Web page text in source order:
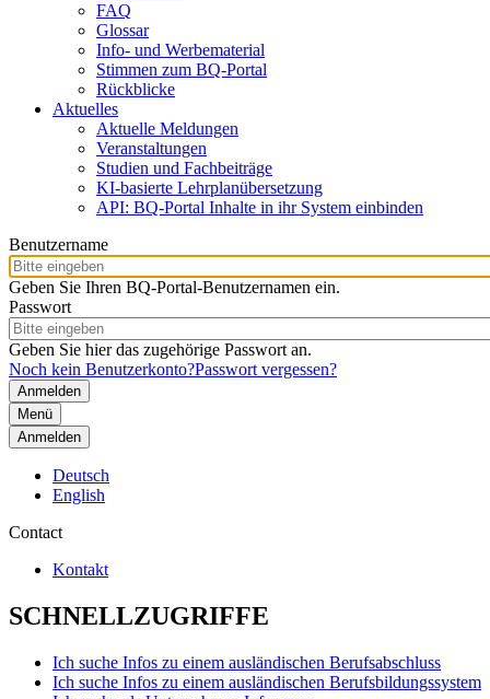
FAQ
Glossar
Info- und Werbematerial
Stimmen zum BQ-Portal
Rückblicke
Aktuelles
Aktuelle Meldungen
Veranstaltungen
Studien und Fachbeiträge
KI-basierte Lehrplanübersetzung
API: BQ-Portal Inhalte in ihr System einbinden
Benutzername
Geben Sie Ihren BQ-Portal-Benutzernamen ein.
Passwort
Geben Sie hier das zugehörige Passwort an.
Noch kein Benutzerkonto?Passwort vergessen?
Menü
Anmelden
Deutsch
English
Contact
Kontakt
SCHNELLZUGRIFFE
Ich suche Infos zu einem ausländischen Berufsabschluss
Ich suche Infos zu einem ausländischen Berufsbildungssystem